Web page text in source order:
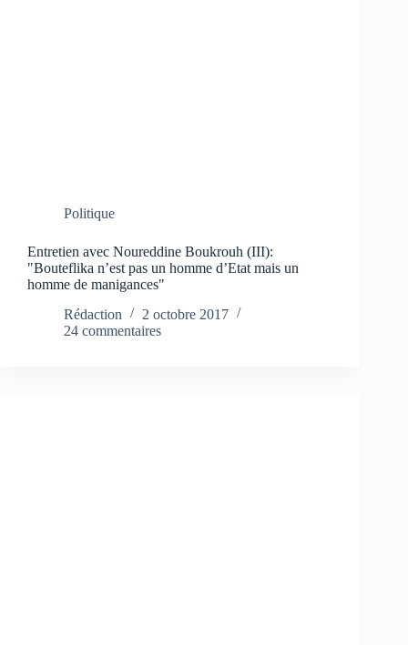
Politique
Entretien avec Noureddine Boukrouh (III):
"Bouteflika n’est pas un homme d’Etat mais un
homme de manigances"
Rédaction
2 octobre 2017
24 commentaires